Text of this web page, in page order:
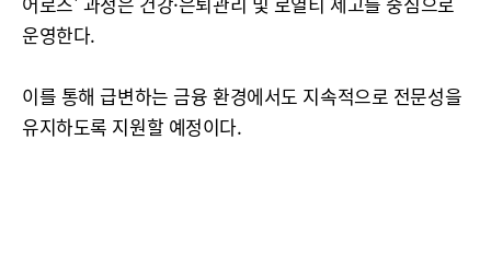
운영한다.
이를 통해 급변하는 금융 환경에서도 지속적으로 전문성을
유지하도록 지원할 예정이다.